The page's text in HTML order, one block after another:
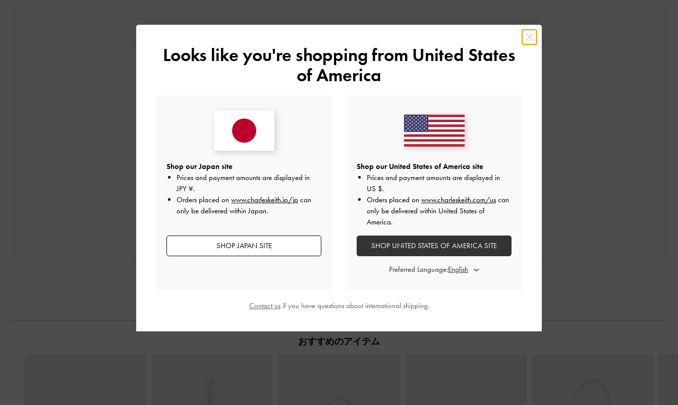
カスタマーレビュー
ご感想をお聞かせください
Let us know what you think
おすすめのアイテム
Looks like you're shopping from United States
of America
Shop our Japan site
Prices and payment amounts are displayed in
JPY ¥.
Orders placed on www.charleskeith.jp/jp can
only be delivered within Japan.
SHOP JAPAN SITE
Shop our United States of America site
Prices and payment amounts are displayed in
US $.
Orders placed on www.charleskeith.com/us can
only be delivered within United States of
America.
SHOP UNITED STATES OF AMERICA SITE
Preferred Language:
Contact usif you have questions about international shipping.